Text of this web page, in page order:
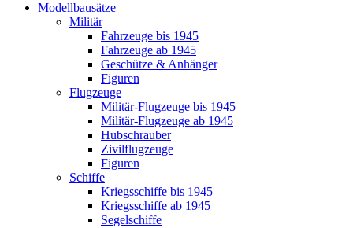
Modellbausätze
Militär
Fahrzeuge bis 1945
Fahrzeuge ab 1945
Geschütze & Anhänger
Figuren
Flugzeuge
Militär-Flugzeuge bis 1945
Militär-Flugzeuge ab 1945
Hubschrauber
Zivilflugzeuge
Figuren
Schiffe
Kriegsschiffe bis 1945
Kriegsschiffe ab 1945
Segelschiffe